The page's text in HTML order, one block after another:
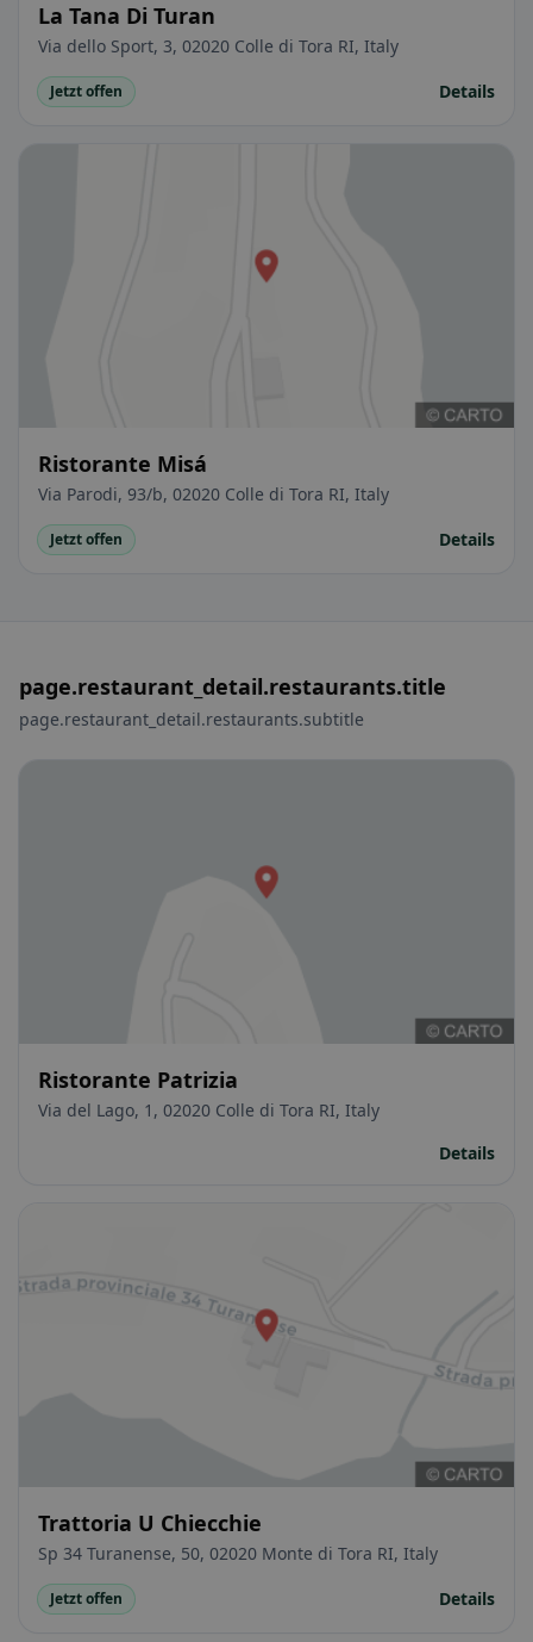
La Tana Di Turan
Via dello Sport, 3, 02020 Colle di Tora RI, Italy
Jetzt offen Details
Ristorante Misá
Via Parodi, 93/b, 02020 Colle di Tora RI, Italy
Jetzt offen Details
page.restaurant_detail.restaurants.title
page.restaurant_detail.restaurants.subtitle
Ristorante Patrizia
Via del Lago, 1, 02020 Colle di Tora RI, Italy
Details
Trattoria U Chiecchie
Sp 34 Turanense, 50, 02020 Monte di Tora RI, Italy
Jetzt offen Details